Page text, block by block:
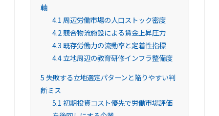
軸
4.1 周辺労働市場の人口ストック密度
4.2競合物流施設による賃金上昇圧力
4.3既存労働力の流動率と定着性指標
4.4立地周辺の教育研修インフラ整備度
5 失敗する立地選定パターンと陥りやすい判
断ミス
5.1初期投資コスト優先で労働市場評価